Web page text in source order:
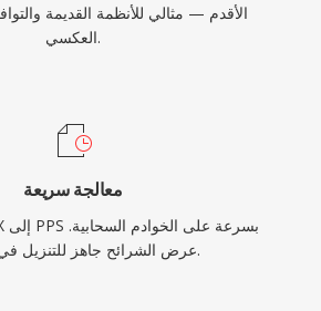
العكسي.
معالجة سريعة
عرض الشرائح جاهز للتنزيل في لحظات.